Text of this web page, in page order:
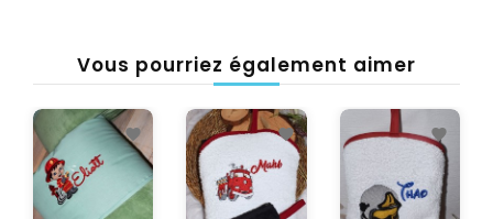
Vous pourriez également aimer